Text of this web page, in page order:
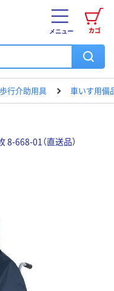
カゴ
メニュー
行介助用具 車いす用備
668-01（直送品）